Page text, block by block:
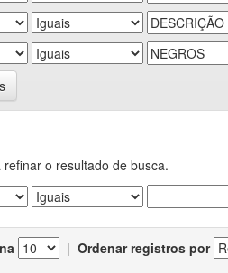
o resultado de busca.
| Ordenar registros por